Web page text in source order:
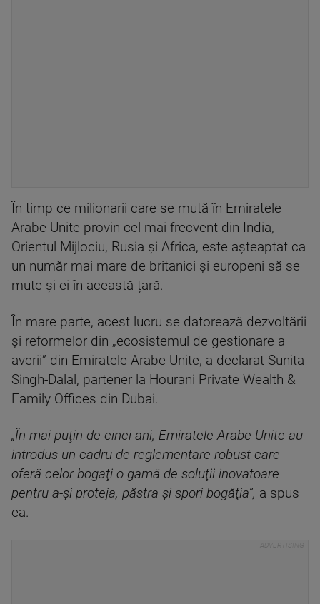
În timp ce milionarii care se mută în Emiratele
Arabe Unite provin cel mai frecvent din India,
Orientul Mijlociu, Rusia şi Africa, este aşteaptat ca
un număr mai mare de britanici şi europeni să se
mute şi ei în această țară.
În mare parte, acest lucru se datorează dezvoltării
şi reformelor din „ecosistemul de gestionare a
averii” din Emiratele Arabe Unite, a declarat Sunita
Singh-Dalal, partener la Hourani Private Wealth &
Family Offices din Dubai.
„În mai puţin de cinci ani, Emiratele Arabe Unite au
introdus un cadru de reglementare robust care
oferă celor bogaţi o gamă de soluţii inovatoare
pentru a-şi proteja, păstra şi spori bogăţia”, a spus
ea.